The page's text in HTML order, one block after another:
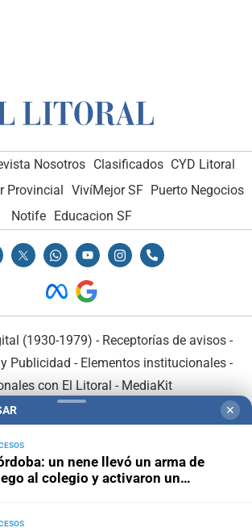
Nosotros Clasificados CYD Litoral
Provincial VivíMejor SF Puerto Negocios
Notife Educacion SF
(1930-1979) - Receptorías de avisos -
Publicidad - Elementos institucionales-
con El Litoral - MediaKit
✕
un nene llevó un arma de
al colegio y activaron un